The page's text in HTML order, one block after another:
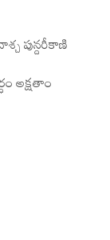
పున్దరీకాణి
అక్షతాం